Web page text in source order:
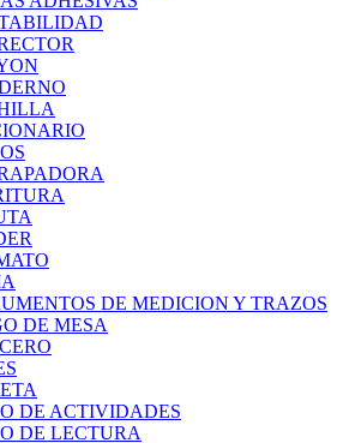
DE MEDICION Y TRAZOS
DE MESA
DE ACTIVIDADES
DE LECTURA